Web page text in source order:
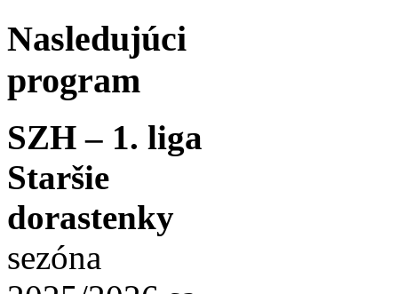
Nasledujúci
program
SZH – 1. liga
Staršie
dorastenky
sezóna